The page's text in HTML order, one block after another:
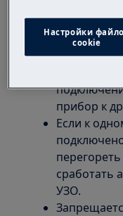
утечка на
замыкание.
Причиной
прибор к
Если к
сработать
УЗО.
Настройки
cookie